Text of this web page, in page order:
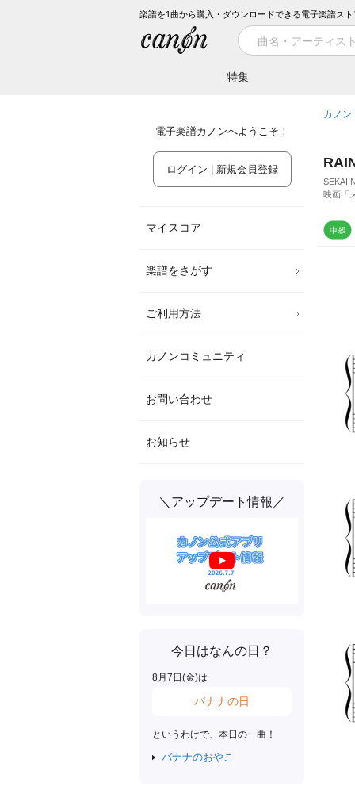
楽譜を1曲から購入・ダウンロードできる電子楽譜スト
特集
電子楽譜カノンへようこそ！
ログイン | 新規会員登録
マイスコア
楽譜をさがす
ご利用方法
カノンコミュニティ
お問い合わせ
お知らせ
＼アップデート情報／
今日はなんの日？
8月 7 日(金)は
バナナの日
というわけで、本日の一曲！
バナナのおやこ
カノン
SEKAI
映画「